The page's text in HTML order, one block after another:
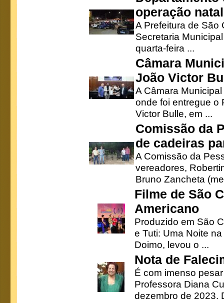
operação
A Prefeitura de São
Secretaria
quarta-feira ...
Câmara
João Victor
A Câmara
onde foi entregue o
Victor Bulle, em ...
Comissão da
de cadeiras
A Comissão da
vereadores,
Bruno Zancheta
Filme de São
Americano
Produzido em São
e Tuti: Uma Noite
Doimo, levou o ...
Nota de
É com imenso
Professora Diana
dezembro de 2023.